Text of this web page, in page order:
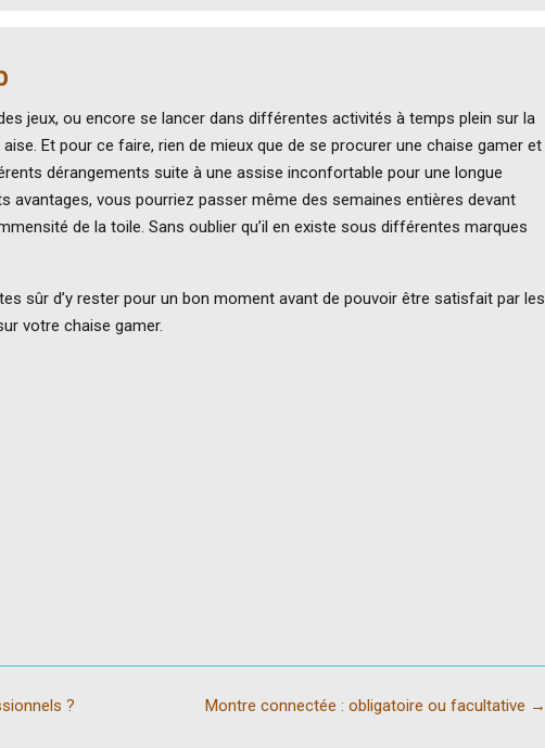
jeux, ou encore se lancer dans différentes activités à temps plein sur la
Et pour ce faire, rien de mieux que de se procurer une chaise gamer et
dérangements suite à une assise inconfortable pour une longue
avantages, vous pourriez passer même des semaines entières devant
de la toile. Sans oublier qu’il en existe sous différentes marques
sûr d’y rester pour un bon moment avant de pouvoir être satisfait par les
votre chaise gamer.
Montre connectée : obligatoire ou facultative →
?